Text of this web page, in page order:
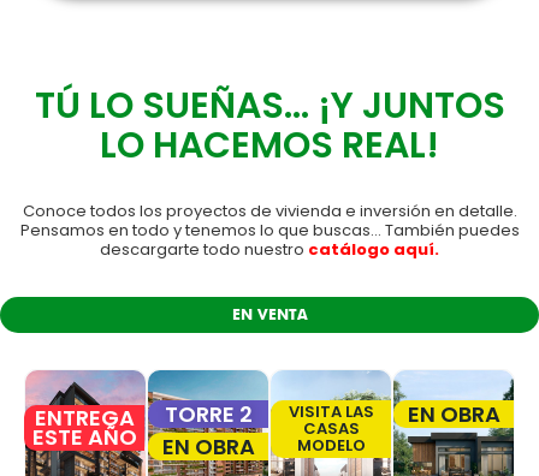
TÚ LO SUEÑAS... ¡Y JUNTOS
LO HACEMOS REAL!
Conoce todos los proyectos de vivienda e inversión en detalle.
Pensamos en todo y tenemos lo que buscas… También puedes
descargarte todo nuestro catálogo aquí.
EN VENTA
ENTREGA
ESTE AÑO
TORRE 2
EN OBRA
VISITA LAS
CASAS
MODELO
EN OBRA